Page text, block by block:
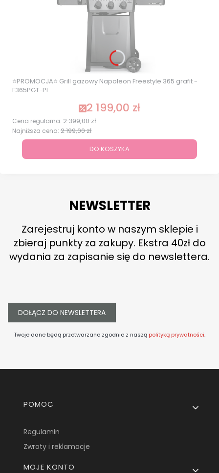
⭐PROMOCJA⭐ Grill gazowy Napoleon Freestyle 365 grafit -
F365PGT-PL
Cena promocyjna
2 199,00 zł
Cena regularna: 2 399,00 zł
Najniższa cena: 2 199,00 zł
DO KOSZYKA
NEWSLETTER
Zarejestruj konto w naszym sklepie i
zbieraj punkty za zakupy. Ekstra 40zł do
wydania za zapisanie się do newslettera.
DOŁĄCZ DO NEWSLETTERA
Twoje dane będą przetwarzane zgodnie z naszą polityką prywatności.
Linki w stopce
POMOC
Regulamin
Zwroty i reklamacje
MOJE KONTO